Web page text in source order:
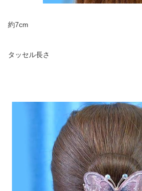
約7cm
タッセル長さ